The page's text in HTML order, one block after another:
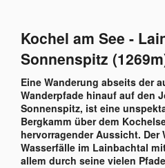
Kochel am See -
Sonnenspitz
Eine Wanderung abseits der
Wanderpfade hinauf auf den
Sonnenspitz, ist eine
Bergkamm über dem
hervorragender Aussicht.
Wasserfälle im Lainbachtal
allem durch seine vielen